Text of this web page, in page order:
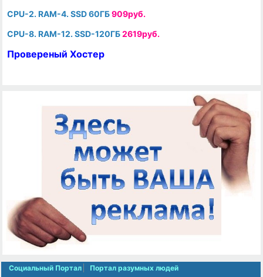
CPU-2. RAM-4. SSD 60ГБ909руб.
CPU-8. RAM-12. SSD-120ГБ2619руб.
Провереный Хостер
Социальный Портал Портал разумных людей